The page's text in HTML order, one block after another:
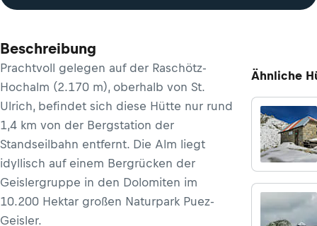
Beschreibung
Prachtvoll gelegen auf der Raschötz-
Hochalm (2.170 m), oberhalb von St.
Ulrich, befindet sich diese Hütte nur rund
1,4 km von der Bergstation der
Standseilbahn entfernt. Die Alm liegt
idyllisch auf einem Bergrücken der
Geislergruppe in den Dolomiten im
10.200 Hektar großen Naturpark Puez-
Geisler.
Ähnliche